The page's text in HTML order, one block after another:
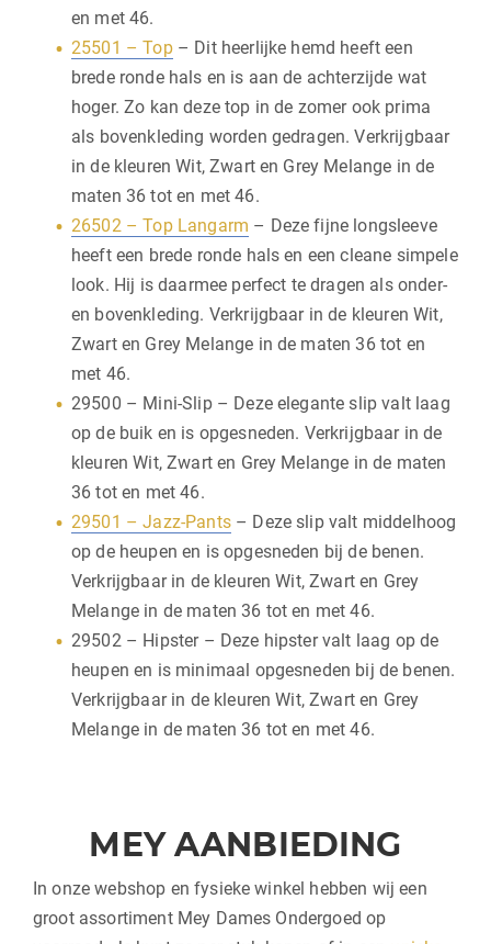
en met 46.
25501 – Top– Dit heerlijke hemd heeft een
brede ronde hals en is aan de achterzijde wat
hoger. Zo kan deze top in de zomer ook prima
als bovenkleding worden gedragen. Verkrijgbaar
in de kleuren Wit, Zwart en Grey Melange in de
maten 36 tot en met 46.
26502 – Top Langarm – Deze fijne longsleeve
heeft een brede ronde hals en een cleane simpele
look. Hij is daarmee perfect te dragen als onder-
en bovenkleding. Verkrijgbaar in de kleuren Wit,
Zwart en Grey Melange in de maten 36 tot en
met 46.
29500 – Mini-Slip – Deze elegante slip valt laag
op de buik en is opgesneden. Verkrijgbaar in de
kleuren Wit, Zwart en Grey Melange in de maten
36 tot en met 46.
29501 – Jazz-Pants– Deze slip valt middelhoog
op de heupen en is opgesneden bij de benen.
Verkrijgbaar in de kleuren Wit, Zwart en Grey
Melange in de maten 36 tot en met 46.
29502 – Hipster – Deze hipster valt laag op de
heupen en is minimaal opgesneden bij de benen.
Verkrijgbaar in de kleuren Wit, Zwart en Grey
Melange in de maten 36 tot en met 46.
MEY AANBIEDING
In onze webshop en fysieke winkel hebben wij een
groot assortiment Mey Dames Ondergoed op